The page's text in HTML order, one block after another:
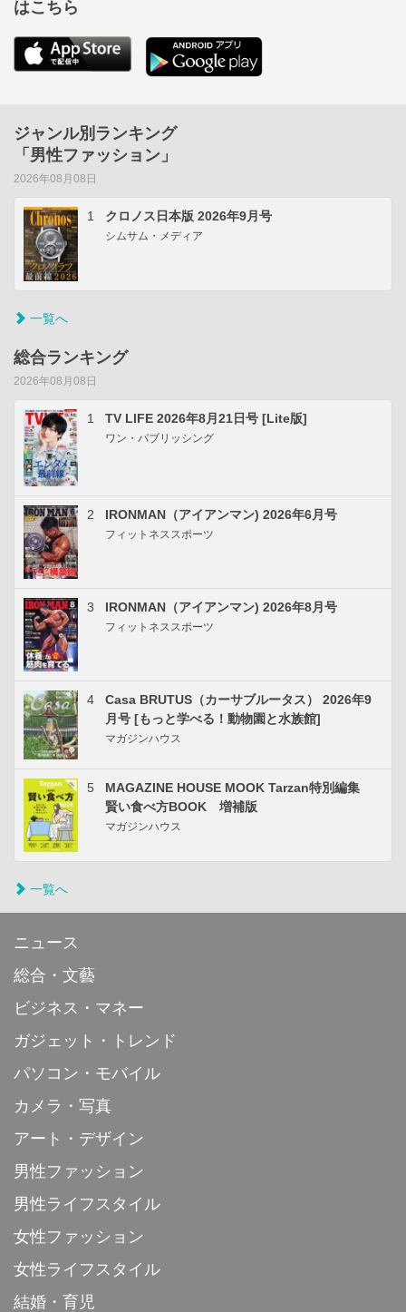
はこちら
ジャンル別ランキング
「男性ファッション」
2026年08月08日
1 クロノス日本版 2026年9月号
シムサム・メディア
一覧へ
総合ランキング
2026年08月08日
1 TV LIFE 2026年8月21日号 [Lite版]
ワン・パブリッシング
2 IRONMAN（アイアンマン) 2026年6月号
フィットネススポーツ
3 IRONMAN（アイアンマン) 2026年8月号
フィットネススポーツ
4
Casa BRUTUS（カーサブルータス） 2026年9
月号 [もっと学べる！動物園と水族館]
マガジンハウス
5
MAGAZINE HOUSE MOOK Tarzan特別編集
賢い食べ方BOOK 増補版
マガジンハウス
一覧へ
ニュース
総合・文藝
ビジネス・マネー
ガジェット・トレンド
パソコン・モバイル
カメラ・写真
アート・デザイン
男性ファッション
男性ライフスタイル
女性ファッション
女性ライフスタイル
結婚・育児